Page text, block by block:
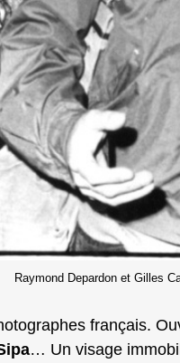
Raymond Depardon et Gilles
français.
… Un visage